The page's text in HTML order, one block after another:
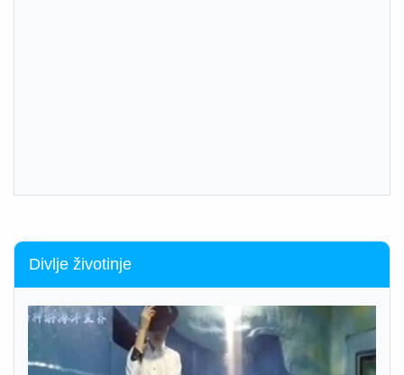
Divlje životinje